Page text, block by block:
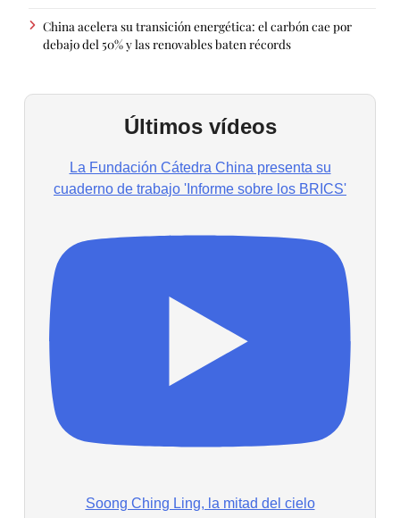
China acelera su transición energética: el carbón cae por
debajo del 50% y las renovables baten récords
Últimos vídeos
La Fundación Cátedra China presenta su
cuaderno de trabajo 'Informe sobre los BRICS'
Soong Ching Ling, la mitad del cielo